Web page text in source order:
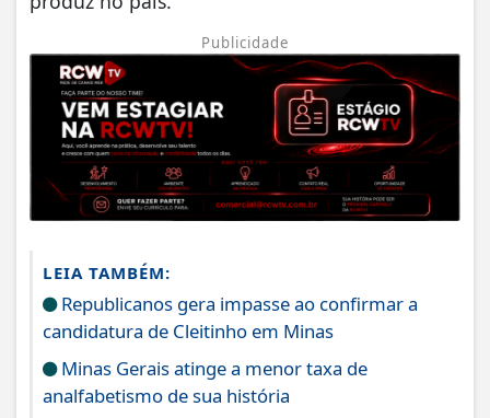
Publicidade
LEIA TAMBÉM:
Republicanos gera impasse ao confirmar a
candidatura de Cleitinho em Minas
Minas Gerais atinge a menor taxa de
analfabetismo de sua história